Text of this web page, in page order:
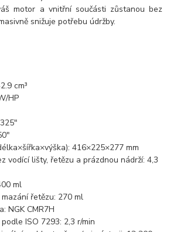
motor a vnitřní součásti zůstanou bez
snižuje potřebu údržby.
cm³
HP
416×225×277 mm
vodící lišty, řetězu a prázdnou nádrží: 4,3
ml
řetězu: 270 ml
NGK CMR7H
ISO 7293: 2,3 r/min